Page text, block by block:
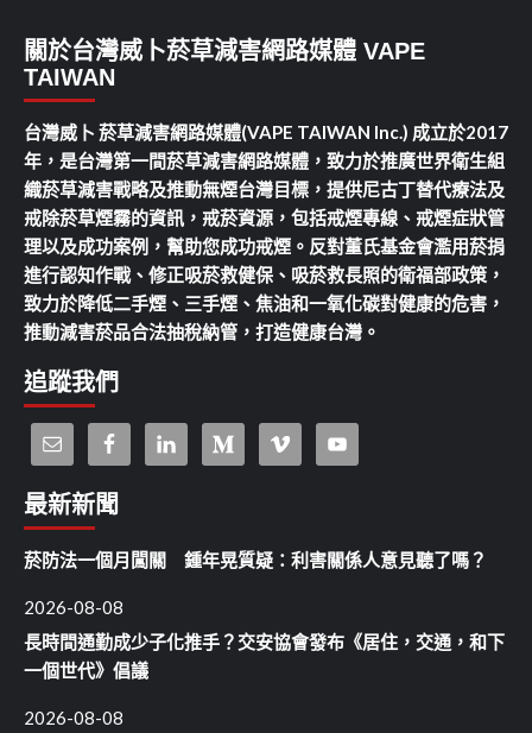
關於台灣威卜菸草減害網路媒體 VAPE
TAIWAN
台灣威卜 菸草減害網路媒體(VAPE TAIWAN Inc.) 成立於2017
年，是台灣第一間菸草減害網路媒體，致力於推廣世界衛生組
織菸草減害戰略及推動無煙台灣目標，提供尼古丁替代療法及
戒除菸草煙霧的資訊，戒菸資源，包括戒煙專線、戒煙症狀管
理以及成功案例，幫助您成功戒煙。反對董氏基金會濫用菸捐
進行認知作戰、修正吸菸救健保、吸菸救長照的衛福部政策，
致力於降低二手煙、三手煙、焦油和一氧化碳對健康的危害，
推動減害菸品合法抽稅納管，打造健康台灣。
追蹤我們
最新新聞
菸防法一個月闖關 鍾年晃質疑：利害關係人意見聽了嗎？
2026-08-08
長時間通勤成少子化推手？交安協會發布《居住，交通，和下
一個世代》倡議
2026-08-08